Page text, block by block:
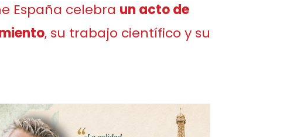
España celebra un acto de
, su trabajo científico y su